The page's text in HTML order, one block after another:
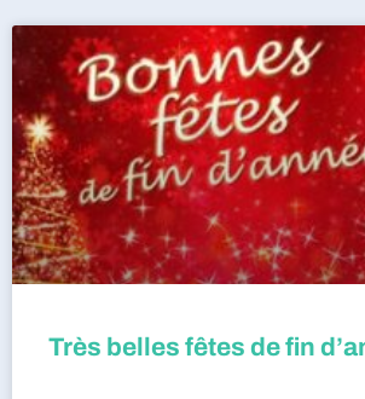
Très belles fêtes de fin